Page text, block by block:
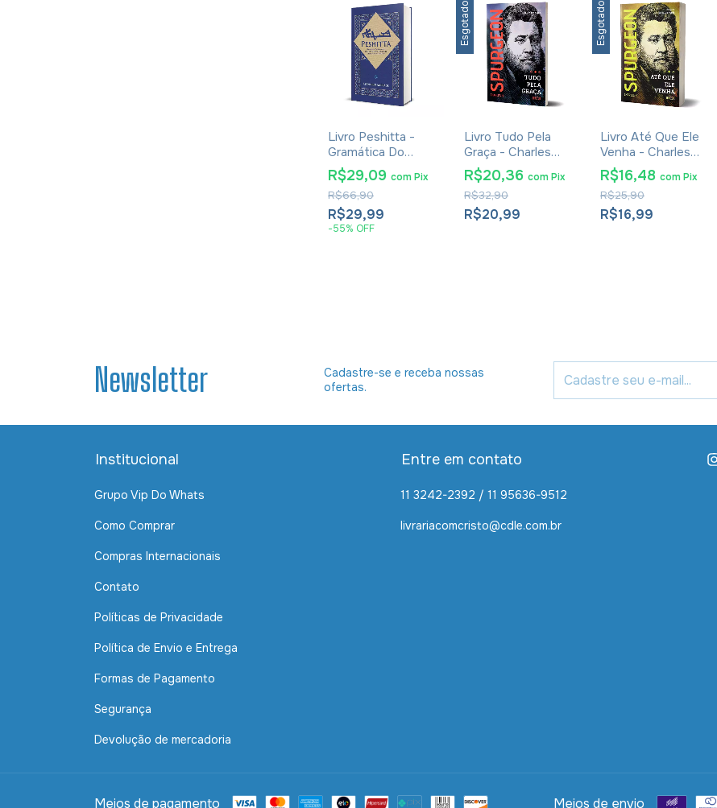
Livro Peshitta -
Gramática Do
Aramaico Siríaco E
O Novo
Testamento
Completo Em
Aramaico -
R$29,99
-55% OFF
R$66,90
R$29,09 comPix
Esgotado
Livro Tudo Pela
Graça - Charles
Spurgeon
R$20,99
R$32,90
R$20,36 comPix
Esgotado
Livro Até Que Ele
Venha - Charles
Spurgeon
R$16,99
R$25,90
R$16,48 comPix
Newsletter
Cadastre-se e receba nossas
ofertas.
Institucional
Grupo Vip Do Whats
Como Comprar
Compras Internacionais
Contato
Políticas de Privacidade
Política de Envio e Entrega
Formas de Pagamento
Segurança
Devolução de mercadoria
Entre em contato
11 3242-2392 / 11 95636-9512
livrariacomcristo@cdle.com.br
Meios de pagamento Meios de envio